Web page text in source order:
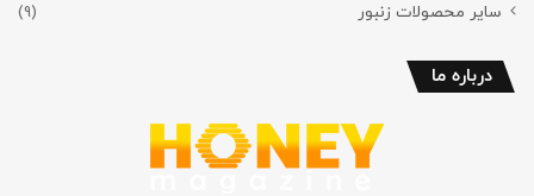
سایر محصولات زنبور
(9)
درباره ما